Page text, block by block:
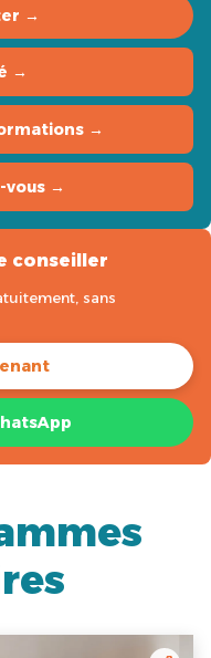
→
→
→
vous →
conseiller
sans